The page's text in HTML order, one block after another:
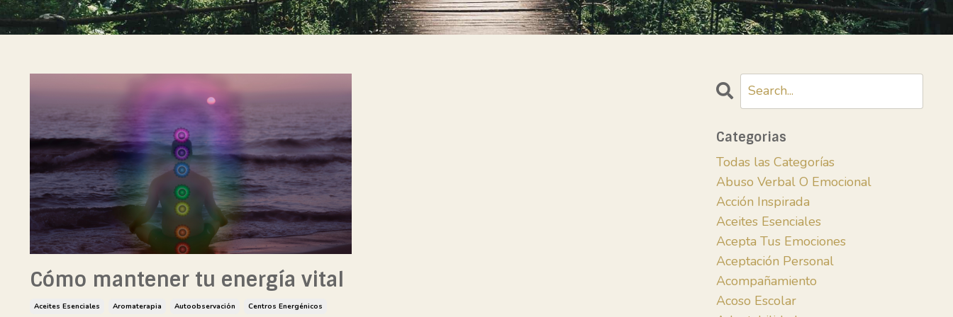
Cómo mantener tu energía vital
Aceites Esenciales Aromaterapia Autoobservación
Centros Energénicos
Categorias
Todas las Categorías
Abuso Verbal O Emocional
Acción Inspirada
Aceites Esenciales
Acepta Tus Emociones
Aceptación Personal
Acompañamiento
Acoso Escolar